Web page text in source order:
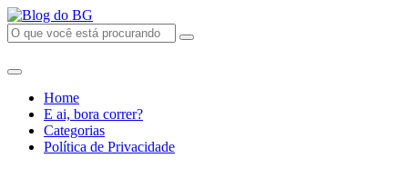
Home
E ai, bora correr?
Categorias
Política de Privacidade